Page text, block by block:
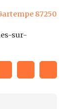
87250
sur-